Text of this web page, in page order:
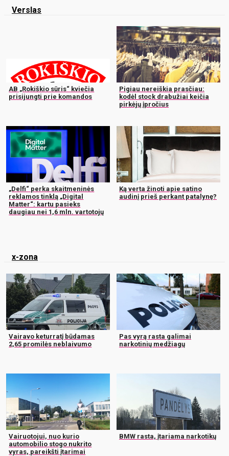
Verslas
AB „Rokiškio sūris“ kviečia
prisijungti prie komandos
Pigiau nereiškia prasčiau:
kodėl stock drabužiai keičia
pirkėjų įpročius
„Delfi“ perka skaitmeninės
reklamos tinklą „Digital
Matter“: kartu pasieks
daugiau nei 1,6 mln. vartotojų
Ką verta žinoti apie satino
audinį prieš perkant patalynę?
x-zona
Vairavo keturratį būdamas
2,65 promilės neblaivumo
Pas vyrą rasta galimai
narkotinių medžiagų
Vairuotojui, nuo kurio
automobilio stogo nukrito
vyras, pareikšti įtarimai
BMW rasta, įtariama narkotikų